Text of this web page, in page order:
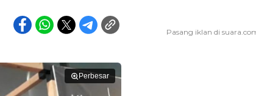
Perbesar